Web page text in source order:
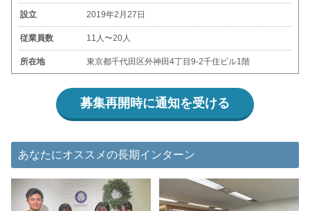
設立 2019年2月27日
従業員数 11人〜20人
所在地 東京都千代田区外神田4丁目9-2千住ビル1階
募集再開時に通知を受ける
あなたにオススメの長期インターン